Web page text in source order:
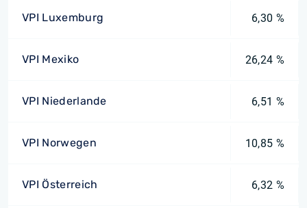
VPI Luxemburg 6,30 %
VPI Mexiko 26,24 %
VPI Niederlande 6,51 %
VPI Norwegen 10,85 %
VPI Österreich 6,32 %